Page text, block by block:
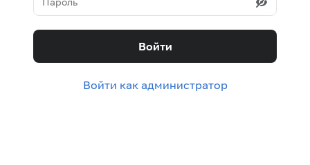
Войти
Войти как администратор